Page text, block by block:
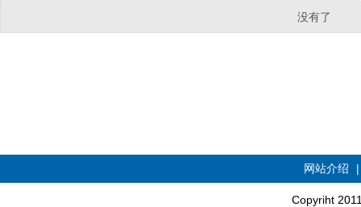
没有了
网站介绍
Copyriht